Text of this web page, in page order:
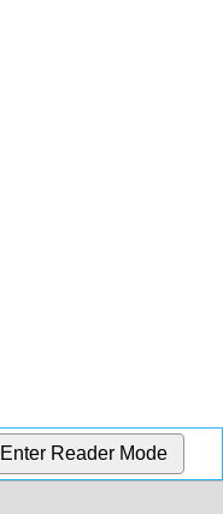
Enter Reader Mode